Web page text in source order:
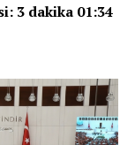
3 dakika 01:34